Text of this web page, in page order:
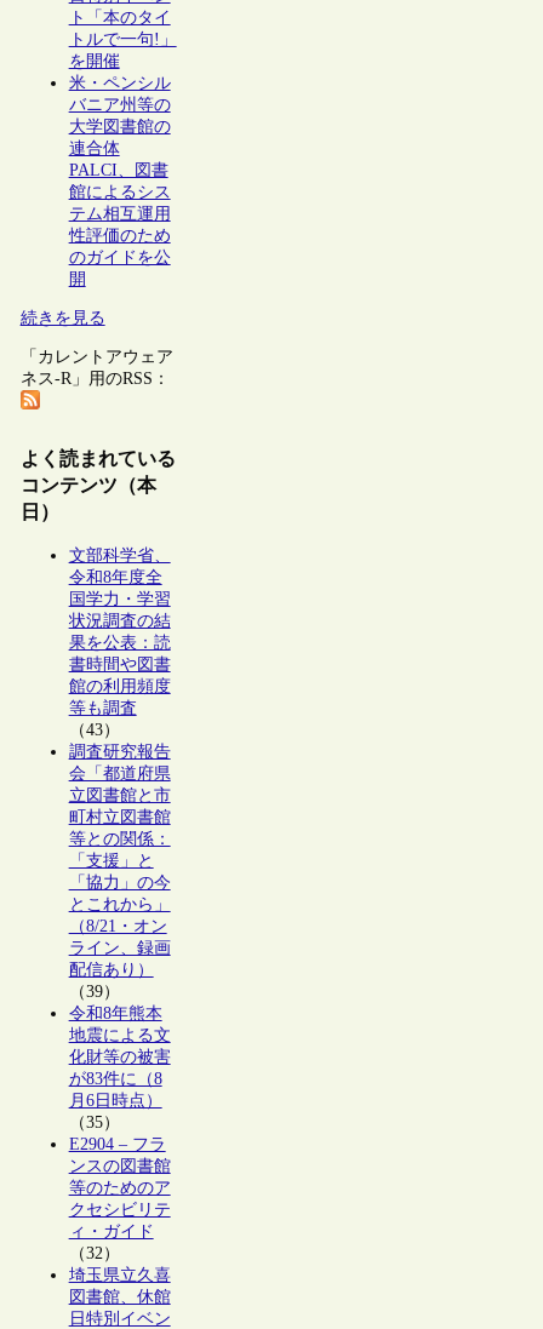
ト「本のタイ
トルで一句!」
を開催
米・ペンシル
バニア州等の
大学図書館の
連合体
PALCI、図書
館によるシス
テム相互運用
性評価のため
のガイドを公
開
続きを見る
「カレントアウェア
ネス-R」用のRSS：
よく読まれている
コンテンツ（本
日）
文部科学省、
令和8年度全
国学力・学習
状況調査の結
果を公表：読
書時間や図書
館の利用頻度
等も調査
（43）
調査研究報告
会「都道府県
立図書館と市
町村立図書館
等との関係：
「支援」と
「協力」の今
とこれから」
（8/21・オン
ライン、録画
配信あり）
（39）
令和8年熊本
地震による文
化財等の被害
が83件に（8
月6日時点）
（35）
E2904 – フラ
ンスの図書館
等のためのア
クセシビリテ
ィ・ガイド
（32）
埼玉県立久喜
図書館、休館
日特別イベン